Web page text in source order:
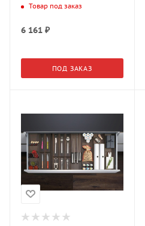
Товар под заказ
6 161 ₽
ПОД ЗАКАЗ